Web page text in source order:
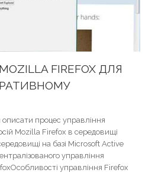
FIREFOX ДЛЯ
процес управління
Mozilla Firefox в середовищі
на базі Microsoft Active
управління
управління Firefox